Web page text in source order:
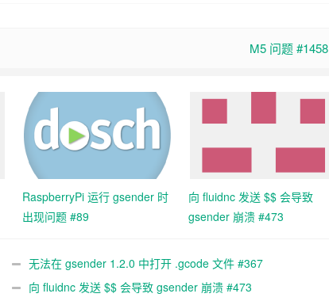
M5 问题 #1458
RaspberryPi 运行 gsender 时
出现问题 #89
向 fluidnc 发送 $$ 会导致
gsender 崩溃 #473
无法在 gsender 1.2.0 中打开 .gcode 文件 #367
向 fluidnc 发送 $$ 会导致 gsender 崩溃 #473